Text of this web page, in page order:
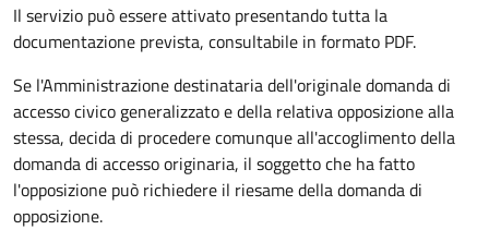
Il servizio può essere attivato presentando tutta la
documentazione prevista, consultabile in formato PDF.
Se l'Amministrazione destinataria dell'originale domanda di
accesso civico generalizzato e della relativa opposizione alla
stessa, decida di procedere comunque all'accoglimento della
domanda di accesso originaria, il soggetto che ha fatto
l'opposizione può richiedere il riesame della domanda di
opposizione.